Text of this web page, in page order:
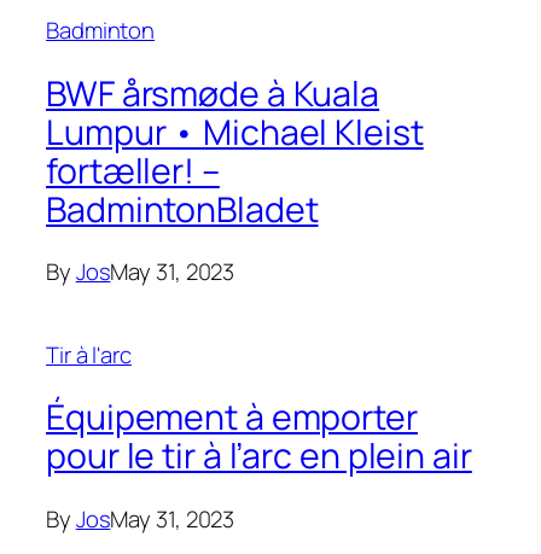
Badminton
BWF årsmøde à Kuala
Lumpur • Michael Kleist
fortæller! –
BadmintonBladet
ByJosMay 31, 2023
Tir à l'arc
Équipement à emporter
pour le tir à l’arc en plein air
ByJosMay 31, 2023